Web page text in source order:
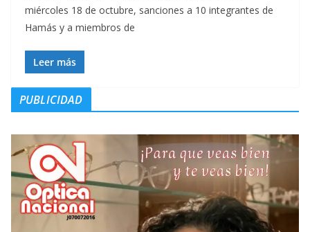
miércoles 18 de octubre, sanciones a 10 integrantes de
Hamás y a miembros de
Leer más
PUBLICIDAD